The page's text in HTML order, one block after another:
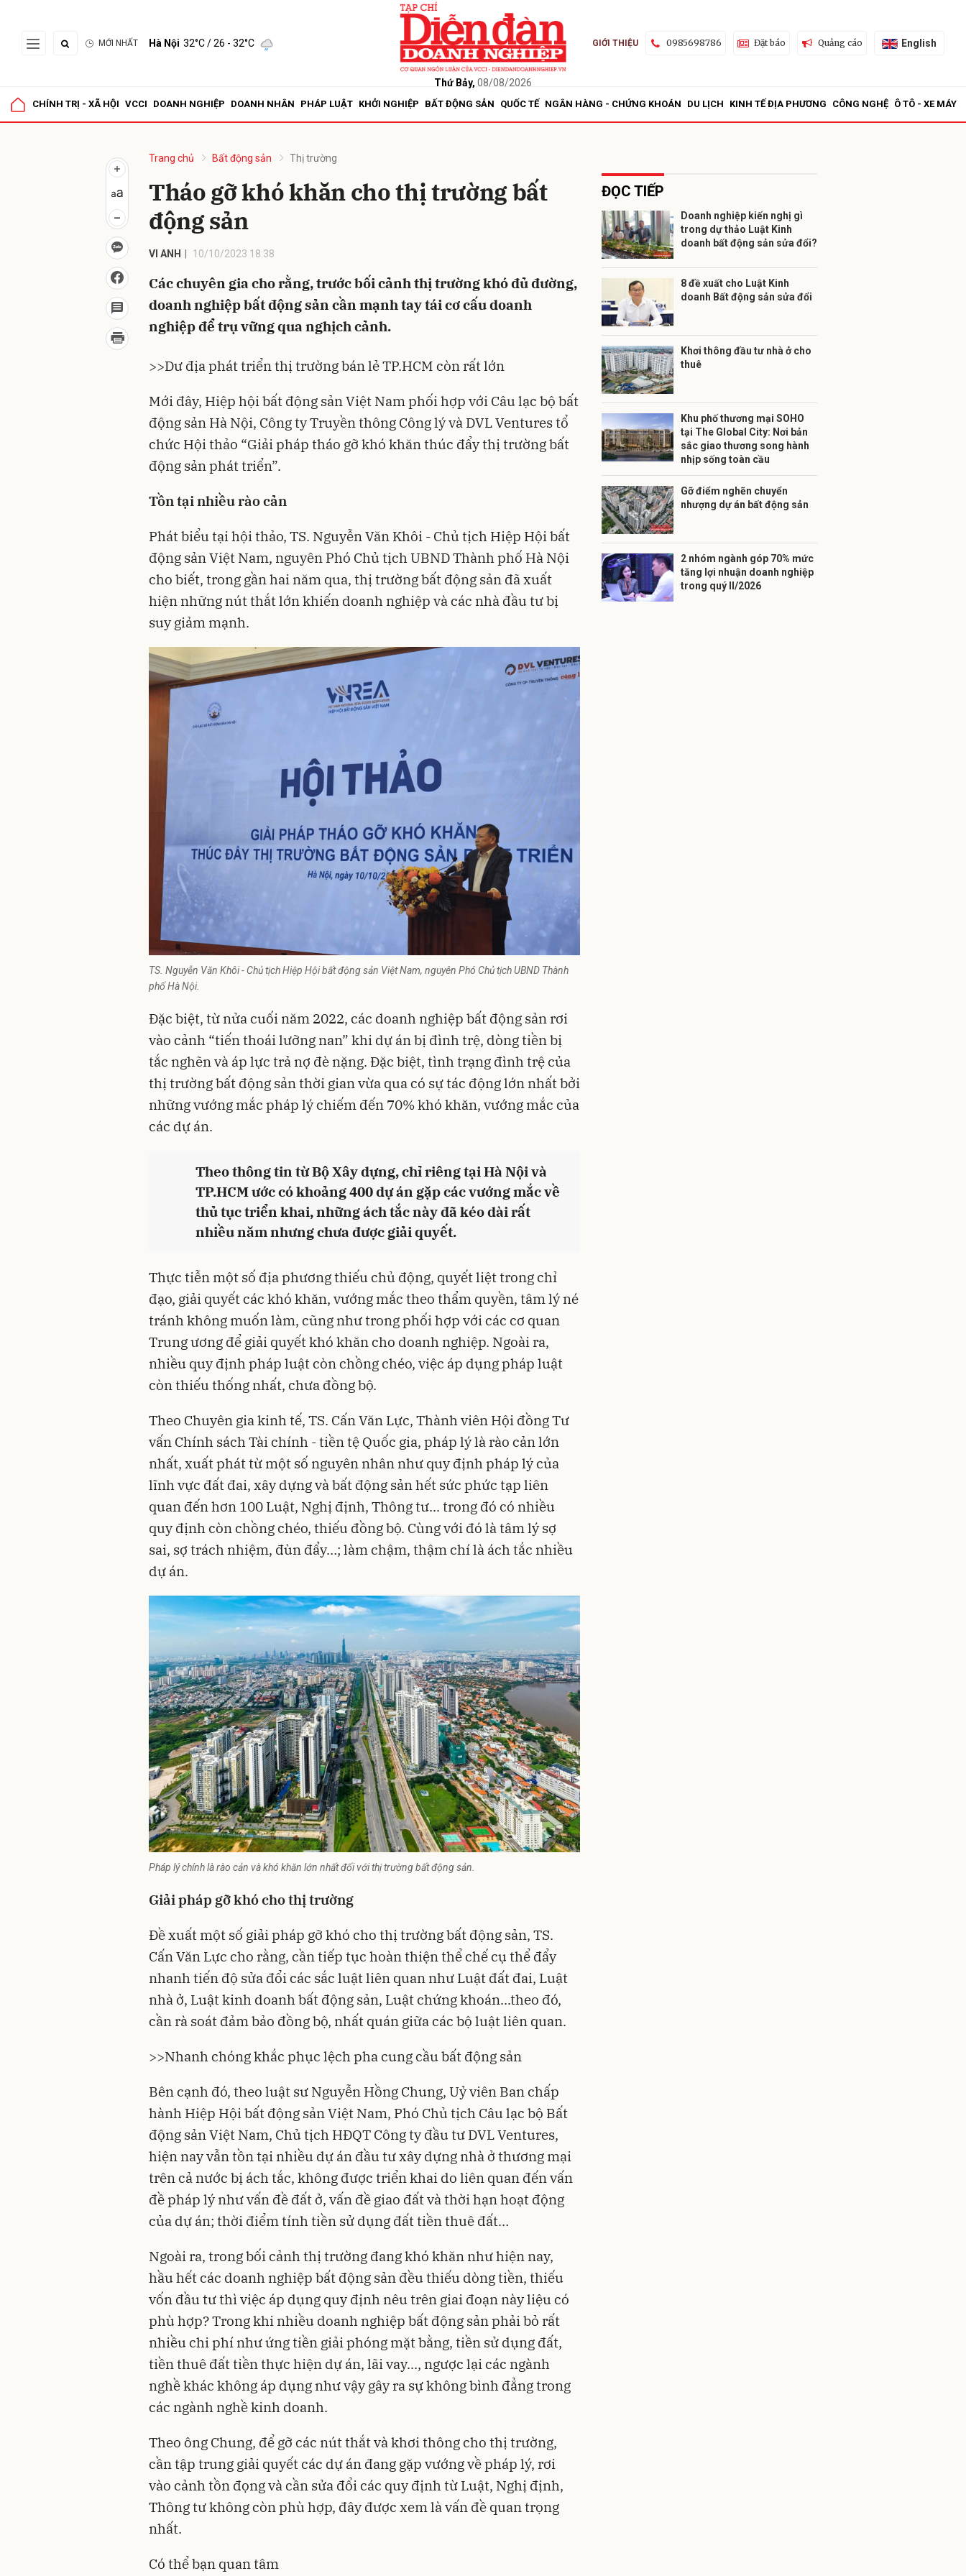
MỚI NHẤT Hà Nội 32°C/ 26 - 32°C
Thứ Bảy, 08/08/2026
GIỚI THIỆU 0985698786 Đặt báo Quảng cáo English
CHÍNH TRỊ - XÃ HỘI VCCI DOANH NGHIỆP DOANH NHÂN PHÁP LUẬT KHỞI NGHIỆP BẤT ĐỘNG SẢN QUỐC TẾ NGÂN HÀNG - CHỨNG KHOÁN DU LỊCH KINH TẾ ĐỊA PHƯƠNG CÔNG NGHỆ Ô TÔ - XE MÁY
Trang chủ Bất động sản Thị trường
Tháo gỡ khó khăn cho thị trường bất
động sản
VI ANH 10/10/2023 18:38
Các chuyên gia cho rằng, trước bối cảnh thị trường khó đủ đường,
doanh nghiệp bất động sản cần mạnh tay tái cơ cấu doanh
nghiệp để trụ vững qua nghịch cảnh.
>>Dư địa phát triển thị trường bán lẻ TP.HCM còn rất lớn
Mới đây, Hiệp hội bất động sản Việt Nam phối hợp với Câu lạc bộ bất
động sản Hà Nội, Công ty Truyền thông Công lý và DVL Ventures tổ
chức Hội thảo “Giải pháp tháo gỡ khó khăn thúc đẩy thị trường bất
động sản phát triển”.
Tồn tại nhiều rào cản
Phát biểu tại hội thảo, TS. Nguyễn Văn Khôi - Chủ tịch Hiệp Hội bất
động sản Việt Nam, nguyên Phó Chủ tịch UBND Thành phố Hà Nội
cho biết, trong gần hai năm qua, thị trường bất động sản đã xuất
hiện những nút thắt lớn khiến doanh nghiệp và các nhà đầu tư bị
suy giảm mạnh.
TS. Nguyễn Văn Khôi - Chủ tịch Hiệp Hội bất động sản Việt Nam, nguyên Phó Chủ tịch UBND Thành
phố Hà Nội.
Đặc biệt, từ nửa cuối năm 2022, các doanh nghiệp bất động sản rơi
vào cảnh “tiến thoái lưỡng nan” khi dự án bị đình trệ, dòng tiền bị
tắc nghẽn và áp lực trả nợ đè nặng. Đặc biệt, tình trạng đình trệ của
thị trường bất động sản thời gian vừa qua có sự tác động lớn nhất bởi
những vướng mắc pháp lýchiếm đến 70% khó khăn, vướng mắc của
các dự án.
Theo thông tin từ Bộ Xây dựng, chỉ riêng tại Hà Nội và
TP.HCM ước có khoảng 400 dự án gặp các vướng mắc về
thủ tục triển khai, những ách tắc này đã kéo dài rất
nhiều năm nhưng chưa được giải quyết.
Thực tiễn một số địa phương thiếu chủ động, quyết liệt trong chỉ
đạo, giải quyết các khó khăn, vướng mắc theo thẩm quyền, tâm lý né
tránh không muốn làm, cũng như trong phối hợp với các cơ quan
Trung ương để giải quyết khó khăn cho doanh nghiệp. Ngoài ra,
nhiều quy định pháp luật còn chồng chéo, việc áp dụng pháp luật
còn thiếu thống nhất, chưa đồng bộ.
Theo Chuyên gia kinh tế, TS. Cấn Văn Lực, Thành viên Hội đồng Tư
vấn Chính sách Tài chính - tiền tệ Quốc gia, pháp lý là rào cản lớn
nhất, xuất phát từ một số nguyên nhân như quy định pháp lý của
lĩnh vực đất đai, xây dựng và bất động sản hết sức phức tạp liên
quan đến hơn 100 Luật, Nghị định, Thông tư... trong đó có nhiều
quy định còn chồng chéo, thiếu đồng bộ. Cùng với đó là tâm lý sợ
sai, sợ trách nhiệm, đùn đẩy…; làm chậm, thậm chí là ách tắc nhiều
dự án.
Pháp lý chính là rào cản và khó khăn lớn nhất đối với thị trường bất động sản.
Giải pháp gỡ khó cho thị trường
Đề xuất một số giải pháp gỡ khó cho thị trườngbất động sản, TS.
Cấn Văn Lực cho rằng, cần tiếp tục hoàn thiện thể chế cụ thể đẩy
nhanh tiến độ sửa đổi các sắc luật liên quan như Luật đất đai, Luật
nhà ở, Luật kinh doanh bất động sản, Luật chứng khoán...theo đó,
cần rà soát đảm bảo đồng bộ, nhất quán giữa các bộ luật liên quan.
>>Nhanh chóng khắc phục lệch pha cung cầu bất động sản
Bên cạnh đó, theo luật sư Nguyễn Hồng Chung, Uỷ viên Ban chấp
hành Hiệp Hội bất động sản Việt Nam, Phó Chủ tịch Câu lạc bộ Bất
động sản Việt Nam, Chủ tịch HĐQT Công ty đầu tư DVL Ventures,
hiện nay vẫn tồn tại nhiều dự án đầu tư xây dựng nhà ở thương mại
trên cả nước bị ách tắc, không được triển khai do liên quan đến vấn
đề pháp lý như vấn đề đất ở, vấn đề giao đất và thời hạn hoạt động
của dự án; thời điểm tính tiền sử dụng đất tiền thuê đất…
Ngoài ra, trong bối cảnh thị trường đang khó khăn như hiện nay,
hầu hết các doanh nghiệp bất động sản đều thiếu dòng tiền, thiếu
vốn đầu tư thì việc áp dụng quy định nêu trên giai đoạn này liệu có
phù hợp? Trong khi nhiều doanh nghiệp bất động sản phải bỏ rất
nhiều chi phí như ứng tiền giải phóng mặt bằng, tiền sử dụng đất,
tiền thuê đất tiền thực hiện dự án, lãi vay..., ngược lại các ngành
nghề khác không áp dụng như vậy gây ra sự không bình đẳng trong
các ngành nghề kinh doanh.
Theo ông Chung, để gỡ các nút thắt và khơi thông cho thị trường,
cần tập trung giải quyết các dự án đang gặp vướng về pháp lý, rơi
vào cảnh tồn đọng và cần sửa đổi các quy định từ Luật, Nghị định,
Thông tư không còn phù hợp, đây được xem là vấn đề quan trọng
nhất.
Có thể bạn quan tâm
ĐỌC TIẾP
Doanh nghiệp kiến nghị gì
trong dự thảo Luật Kinh
doanh bất động sản sửa đổi?
8 đề xuất cho Luật Kinh
doanh Bất động sản sửa đổi
Khơi thông đầu tư nhà ở cho
thuê
Khu phố thương mại SOHO
tại The Global City: Nơi bản
sắc giao thương song hành
nhịp sống toàn cầu
Gỡ điểm nghẽn chuyển
nhượng dự án bất động sản
2 nhóm ngành góp 70% mức
tăng lợi nhuận doanh nghiệp
trong quý II/2026
Gửi